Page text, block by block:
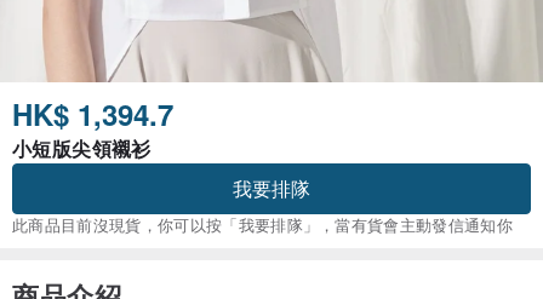
HK$ 1,394.7
小短版尖領襯衫
我要排隊
此商品目前沒現貨，你可以按「我要排隊」，當有貨會主動發信通知你